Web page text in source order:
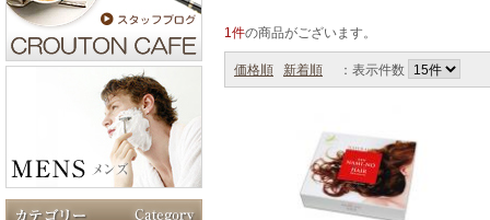
1件の商品がございます。
価格順 新着順 ：表示件数